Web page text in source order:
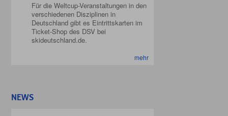
Für die Weltcup-Veranstaltungen in den
verschiedenen Disziplinen in
Deutschland gibt es Eintrittskarten im
Ticket-Shop des DSV bei
skideutschland.de.
mehr
NEWS